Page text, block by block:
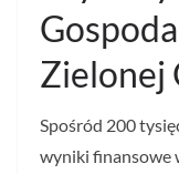
Zielonej
Spośród 200
wyniki finansowe